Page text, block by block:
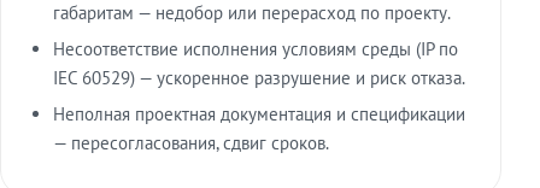
габаритам — недобор или перерасход по проекту.
Несоответствие исполнения условиям среды (IP по
IEC 60529) — ускоренное разрушение и риск отказа.
Неполная проектная документация и спецификации
— пересогласования, сдвиг сроков.